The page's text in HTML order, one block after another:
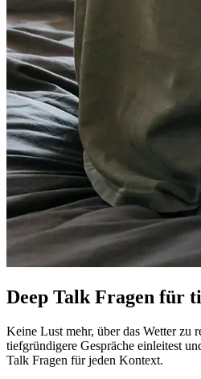
Deep Talk Fragen für
Keine Lust mehr, über das Wetter zu
tiefgründigere Gespräche einleitest
Talk Fragen für jeden Kontext.